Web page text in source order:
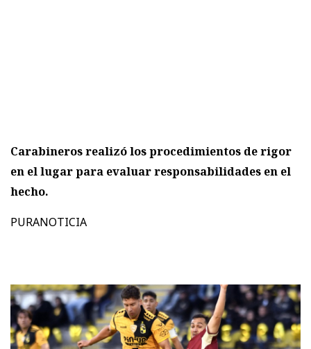
Carabineros realizó los procedimientos de rigor
en el lugar para evaluar responsabilidades en el
hecho.
PURANOTICIA